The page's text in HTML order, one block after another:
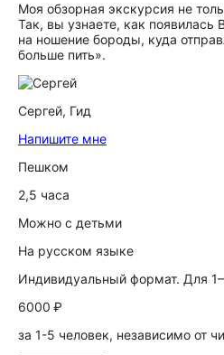
Моя обзорная экскурсия не
Так, вы узнаете, как
на ношение бороды, куда
больше пить».
Сергей, Гид
Напишите мне
Пешком
2,5 часа
Можно с детьми
На русском языке
Индивидуальный формат. Для
6000 ₽
за 1-5 человек, независимо от